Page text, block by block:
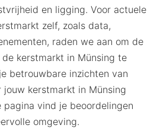
en ligging. Voor actuele
zelf, zoals data,
raden we aan om de
kerstmarkt in Münsing te
betrouwbare inzichten van
jouw kerstmarkt in Münsing
pagina vind je beoordelingen
omgeving.